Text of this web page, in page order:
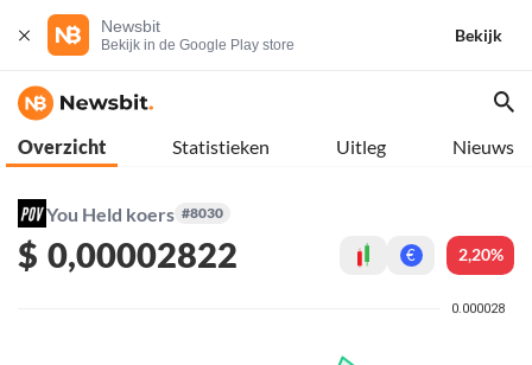
Newsbit
Bekijk in de Google Play store
Bekijk
Overzicht Statistieken Uitleg Nieuws
You Held koers #8030
$ 0,00002822 € 2,20%